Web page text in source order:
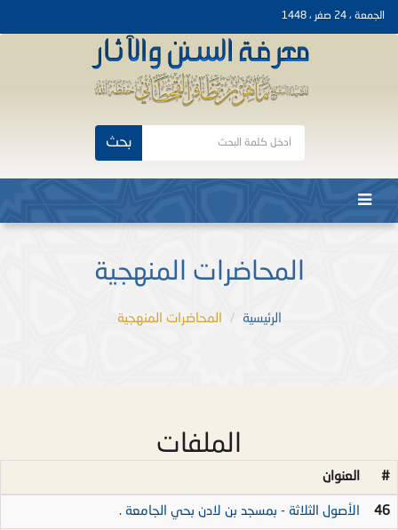
الجمعة ، 24 صفر ، 1448
بحث
المحاضرات المنهجية
الرئيسية المحاضرات المنهجية
الملفات
# العنوان
46 الأصول الثلاثة - بمسجد بن لادن بحي الجامعة .